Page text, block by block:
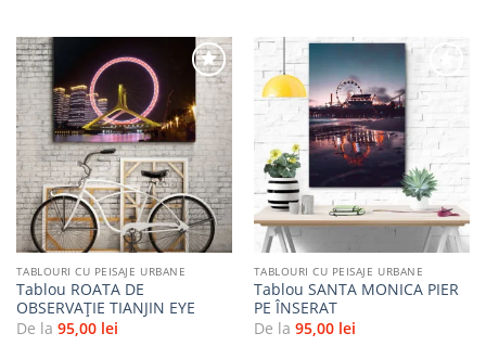
Adaugă
la
favorite
TABLOURI CU PEISAJE URBANE
Tablou ROATA DE
OBSERVAȚIE TIANJIN EYE
De la 95,00 lei
Adaugă
la
favorite
TABLOURI CU PEISAJE URBANE
Tablou SANTA MONICA PIER
PE ÎNSERAT
De la 95,00 lei